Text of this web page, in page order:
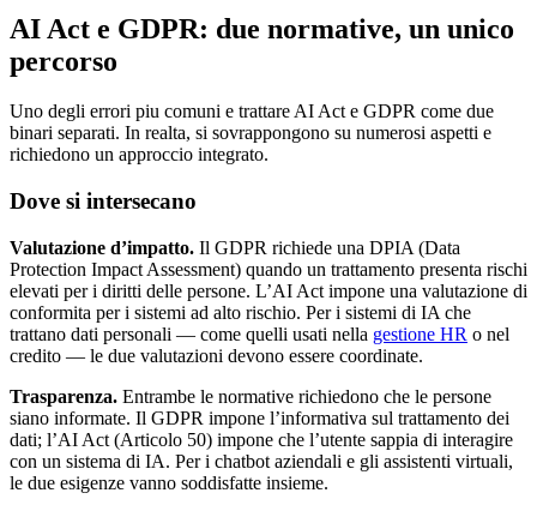
AI Act e GDPR: due normative, un unico
percorso
Uno degli errori piu comuni e trattare AI Act e GDPR come due
binari separati. In realta, si sovrappongono su numerosi aspetti e
richiedono un approccio integrato.
Dove si intersecano
Valutazione d’impatto. Il GDPR richiede una DPIA (Data
Protection Impact Assessment) quando un trattamento presenta rischi
elevati per i diritti delle persone. L’AI Act impone una valutazione di
conformita per i sistemi ad alto rischio. Per i sistemi di IA che
trattano dati personali — come quelli usati nella gestione HR o nel
credito — le due valutazioni devono essere coordinate.
Trasparenza. Entrambe le normative richiedono che le persone
siano informate. Il GDPR impone l’informativa sul trattamento dei
dati; l’AI Act (Articolo 50) impone che l’utente sappia di interagire
con un sistema di IA. Per i chatbot aziendali e gli assistenti virtuali,
le due esigenze vanno soddisfatte insieme.